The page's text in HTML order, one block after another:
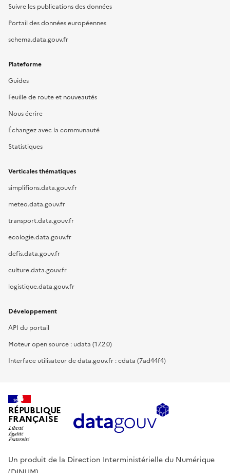
Suivre les publications des données
Portail des données européennes
schema.data.gouv.fr
Plateforme
Guides
Feuille de route et nouveautés
Nous écrire
Échangez avec la communauté
Statistiques
Verticales thématiques
simplifions.data.gouv.fr
meteo.data.gouv.fr
transport.data.gouv.fr
ecologie.data.gouv.fr
defis.data.gouv.fr
culture.data.gouv.fr
logistique.data.gouv.fr
Développement
API du portail
Moteur open source : udata (17.2.0)
Interface utilisateur de data.gouv.fr : cdata (7ad44f4)
RÉPUBLIQUE
FRANÇAISE
Un produit de la Direction Interministérielle du Numérique